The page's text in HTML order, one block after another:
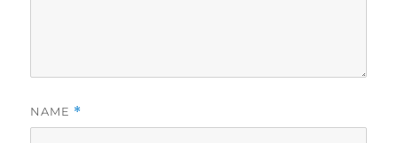
NAME *